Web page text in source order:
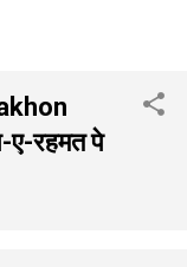
ए-रहमत पे